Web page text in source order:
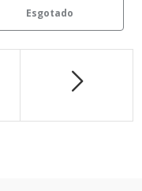
Esgotado